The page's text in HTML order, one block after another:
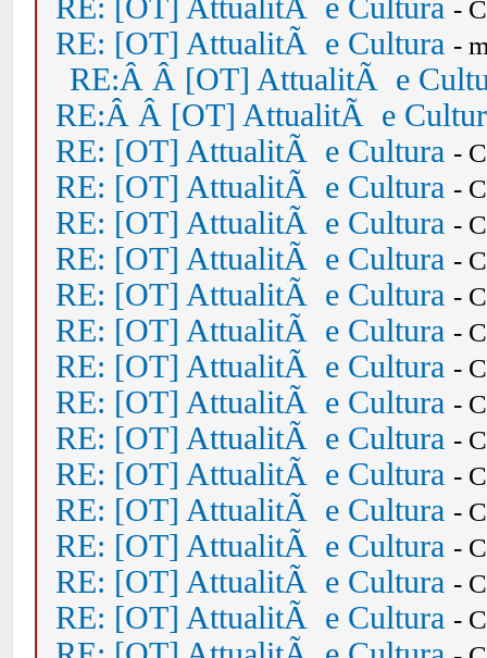
RE: [OT] AttualitÃ e Cultura -
RE: [OT] AttualitÃ e Cultura -
RE:Â Â [OT] AttualitÃ e
RE:Â Â [OT] AttualitÃ e
RE: [OT] AttualitÃ e Cultura -
RE: [OT] AttualitÃ e Cultura -
RE: [OT] AttualitÃ e Cultura -
RE: [OT] AttualitÃ e Cultura -
RE: [OT] AttualitÃ e Cultura -
RE: [OT] AttualitÃ e Cultura -
RE: [OT] AttualitÃ e Cultura -
RE: [OT] AttualitÃ e Cultura -
RE: [OT] AttualitÃ e Cultura -
RE: [OT] AttualitÃ e Cultura -
RE: [OT] AttualitÃ e Cultura -
RE: [OT] AttualitÃ e Cultura -
RE: [OT] AttualitÃ e Cultura -
RE: [OT] AttualitÃ e Cultura -